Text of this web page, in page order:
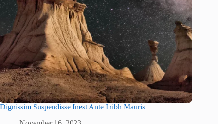
Dignissim Suspendisse Inest Ante Inibh Mauris